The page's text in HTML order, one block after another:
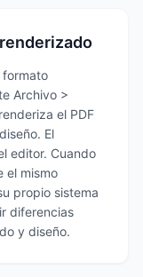
formato
Archivo >
el PDF
El
editor. Cuando
el mismo
propio sistema
diferencias
y diseño.